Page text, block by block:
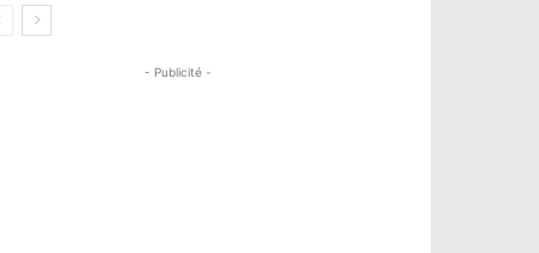
- Publicité -